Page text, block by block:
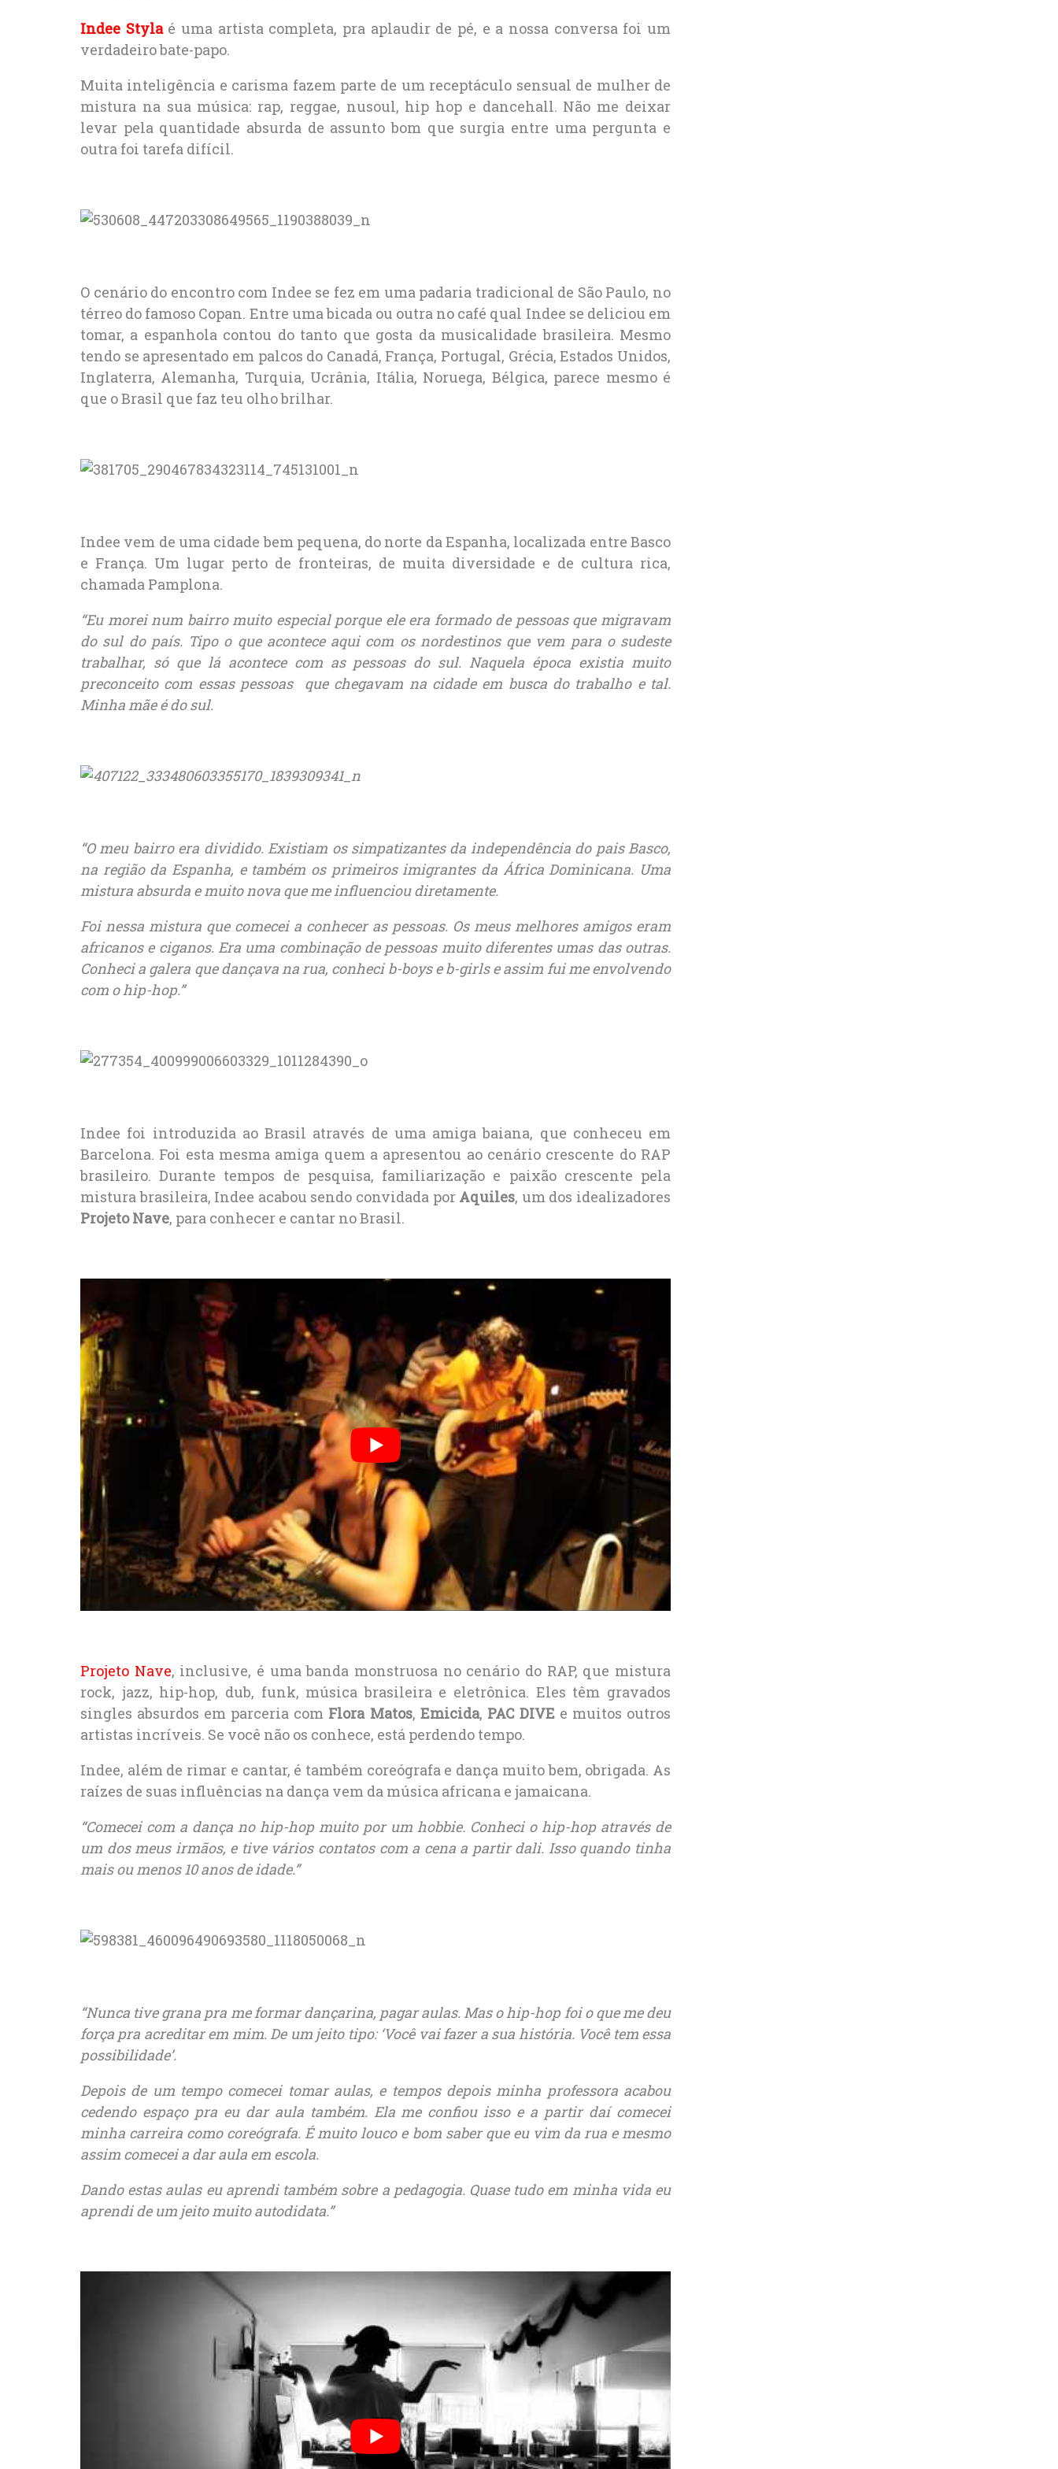
Indee Stylaé uma artista completa, pra aplaudir de pé, e a nossa conversa foi um
verdadeiro bate-papo.
Muita inteligência e carisma fazem parte de um receptáculo sensual de mulher de
mistura na sua música: rap, reggae, nusoul, hip hop e dancehall. Não me deixar
levar pela quantidade absurda de assunto bom que surgia entre uma pergunta e
outra foi tarefa difícil.
O cenário do encontro com Indee se fez em uma padaria tradicional de São Paulo, no
térreo do famoso Copan. Entre uma bicada ou outra no café qual Indee se deliciou em
tomar, a espanhola contou do tanto que gosta da musicalidade brasileira. Mesmo
tendo se apresentado em palcos do Canadá, França, Portugal, Grécia, Estados Unidos,
Inglaterra, Alemanha, Turquia, Ucrânia, Itália, Noruega, Bélgica, parece mesmo é
que o Brasil que faz teu olho brilhar.
Indee vem de uma cidade bem pequena, do norte da Espanha, localizada entre Basco
e França. Um lugar perto de fronteiras, de muita diversidade e de cultura rica,
chamada Pamplona.
“Eu morei num bairro muito especial porque ele era formado de pessoas que migravam
do sul do país. Tipo o que acontece aqui com os nordestinos que vem para o sudeste
trabalhar, só que lá acontece com as pessoas do sul. Naquela época existia muito
preconceito com essas pessoas que chegavam na cidade em busca do trabalho e tal.
Minha mãe é do sul.
“O meu bairro era dividido. Existiam os simpatizantes da independência do pais Basco,
na região da Espanha, e também os primeiros imigrantes da África Dominicana. Uma
mistura absurda e muito nova que me influenciou diretamente.
Foi nessa mistura que comecei a conhecer as pessoas. Os meus melhores amigos eram
africanos e ciganos. Era uma combinação de pessoas muito diferentes umas das outras.
Conheci a galera que dançava na rua, conheci b-boys e b-girls e assim fui me envolvendo
com o hip-hop.”
Indee foi introduzida ao Brasil através de uma amiga baiana, que conheceu em
Barcelona. Foi esta mesma amiga quem a apresentou ao cenário crescente do RAP
brasileiro. Durante tempos de pesquisa, familiarização e paixão crescente pela
mistura brasileira, Indee acabou sendo convidada por Aquiles, um dos idealizadores
Projeto Nave, para conhecer e cantar no Brasil.
Projeto Nave, inclusive, é uma banda monstruosa no cenário do RAP, que mistura
rock, jazz, hip-hop, dub, funk, música brasileira e eletrônica. Eles têm gravados
singles absurdos em parceria com Flora Matos, Emicida, PAC DIVEe muitos outros
artistas incríveis. Se você não os conhece, está perdendo tempo.
Indee, além de rimar e cantar, é também coreógrafa e dança muito bem, obrigada. As
raízes de suas influências na dança vem da música africana e jamaicana.
“Comecei com a dança no hip-hop muito por um hobbie. Conheci o hip-hop através de
um dos meus irmãos, e tive vários contatos com a cena a partir dali. Isso quando tinha
mais ou menos 10 anos de idade.”
“Nunca tive grana pra me formar dançarina, pagar aulas. Mas o hip-hop foi o que me deu
força pra acreditar em mim. De um jeito tipo: ‘Você vai fazer a sua história. Você tem essa
possibilidade’.
Depois de um tempo comecei tomar aulas, e tempos depois minha professora acabou
cedendo espaço pra eu dar aula também. Ela me confiou isso e a partir daí comecei
minha carreira como coreógrafa. É muito louco e bom saber que eu vim da rua e mesmo
assim comecei a dar aula em escola.
Dando estas aulas eu aprendi também sobre a pedagogia. Quase tudo em minha vida eu
aprendi de um jeito muito autodidata.”